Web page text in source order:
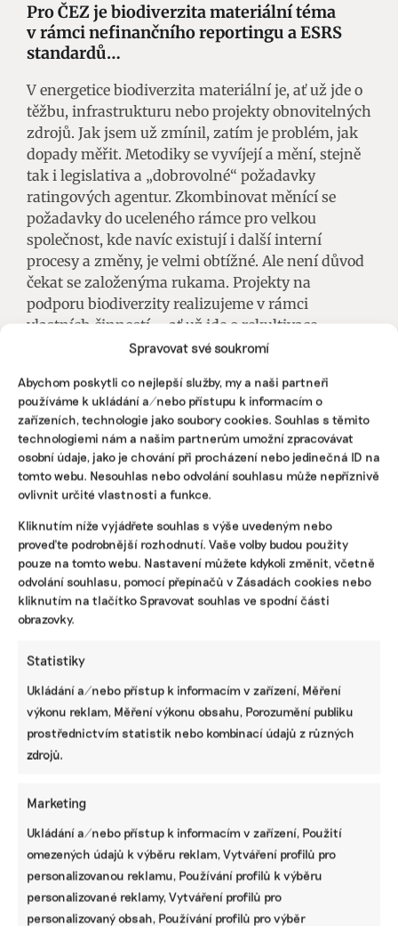
Spravovat své soukromí
Abychom poskytli co nejlepší služby, my a naši partneři
používáme k ukládání a/nebo přístupu k informacím o
zařízeních, technologie jako soubory cookies. Souhlas s těmito
technologiemi nám a našim partnerům umožní zpracovávat
osobní údaje, jako je chování při procházení nebo jedinečná ID na
tomto webu. Nesouhlas nebo odvolání souhlasu může nepříznivě
ovlivnit určité vlastnosti a funkce.
Kliknutím níže vyjádřete souhlas s výše uvedeným nebo
proveďte podrobnější rozhodnutí. Vaše volby budou použity
pouze na tomto webu. Nastavení můžete kdykoli změnit, včetně
odvolání souhlasu, pomocí přepínačů v Zásadách cookies nebo
kliknutím na tlačítko Spravovat souhlas ve spodní části
obrazovky.
Statistiky
Ukládání a/nebo přístup k informacím v zařízení, Měření
výkonu reklam, Měření výkonu obsahu, Porozumění publiku
prostřednictvím statistik nebo kombinací údajů z různých
zdrojů.
Marketing
Ukládání a/nebo přístup k informacím v zařízení, Použití
omezených údajů k výběru reklam, Vytváření profilů pro
personalizovanou reklamu, Používání profilů k výběru
personalizované reklamy, Vytváření profilů pro
personalizovaný obsah, Používání profilů pro výběr
Pro ČEZ je biodiverzita materiální téma
v rámci nefinančního reportingu aESRS
standardů…
V energetice biodiverzita materiální je, ať už jde o
těžbu, infrastrukturu nebo projekty obnovitelných
zdrojů. Jak jsem už zmínil, zatím je problém, jak
dopady měřit. Metodiky se vyvíjejí a mění, stejně
tak i legislativa a „dobrovolné“ požadavky
ratingových agentur. Zkombinovat měnící se
požadavky do uceleného rámce pro velkou
společnost, kde navíc existují i další interní
procesy a změny, je velmi obtížné. Ale není důvod
čekat se založenýma rukama. Projekty na
podporu biodiverzity realizujeme v rámci
vlastních činností – ať už jde o rekultivace,
infrastrukturu pro distribuci elektřiny nebo plynu
vyhodnocujeme. Určitě se dříve nebo později
dostaneme do bodu, kdy budeme moci výsledek
ohodnotit jedním číslem.
Jak je složité převést biodiverzitu na KPI,
tedy na ukazatele výkonnosti firmy?
Jednoduché na úrovni projektu a neskutečně
složité na úrovni Skupiny ČEZ. Klíčovým
problémem je převod lokálních dopadů do
standardizovaných, kvantifikovatelných
ukazatelů. Ekosystémy jsou různorodé a reagují
smysl. Chybějí také dlouhodobá data pro
Další „slepé místo“ je v dodavatelském řetězci,
tam jsou dopady často málo transparentní.
Výzvou je i kombinace negativních a pozitivních
spíše s kombinací indikátorů než jedním KPI.
Řešíuž dnesbiodiverzitu banky a
investoři?
Ano, ale zatím ne tak jednotně jako na příkladu
klimatu. Biodiverzitu na úrovni jednotlivých